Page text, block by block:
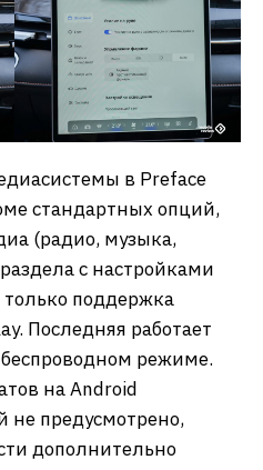
в Preface
стандартных опций,
(радио, музыка,
с настройками
только поддержка
Последняя работает
режиме.
на Android
предусмотрено,
дополнительно